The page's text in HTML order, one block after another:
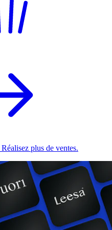
plus de ventes.